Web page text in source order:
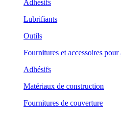
Adhésifs
Lubrifiants
Outils
Fournitures et accessoires pour
Adhésifs
Matériaux de construction
Fournitures de couverture